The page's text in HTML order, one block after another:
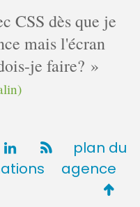
CSS dès que je
mais l'écran
je faire?
plan du
agence